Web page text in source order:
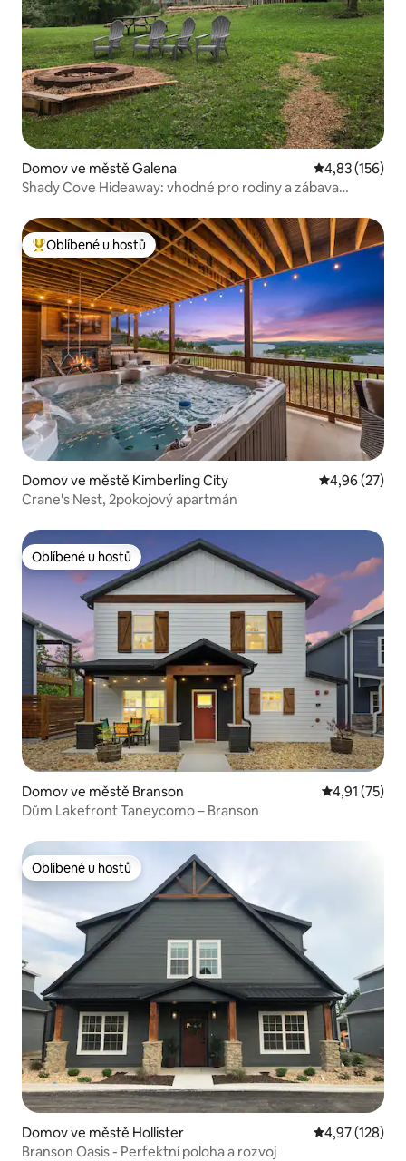
Domov ve městě Galena Průměrné
4,83 (156)
Shady Cove Hideaway: vhodné pro rodiny a zábava
Nejlepší v kategorii Oblíbené u hostů
Oblíbené u hostů
Domov ve městě Kimberling City Průměrné
4,96 (27)
Crane's Nest, 2pokojový apartmán
Oblíbené u hostů
Oblíbené u hostů
Domov ve městě Branson Průměrné
4,91 (75)
Dům Lakefront Taneycomo – Branson
Oblíbené u hostů
Oblíbené u hostů
Domov ve městě Hollister Průměrné
4,97 (128)
Branson Oasis - Perfektní poloha a rozvoj